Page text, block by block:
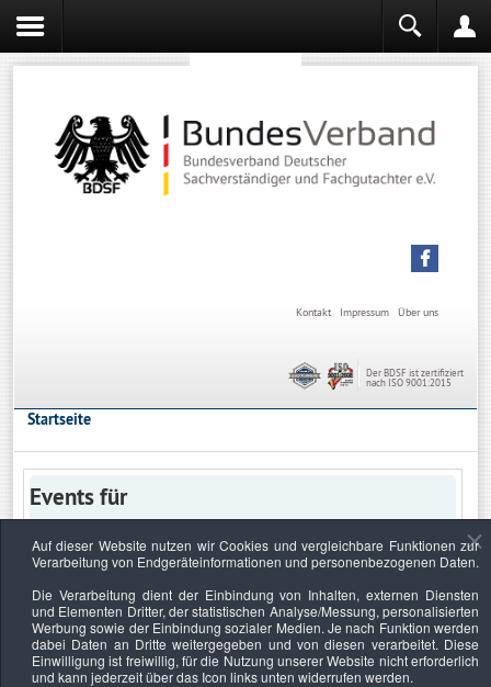
Über uns
Impressum
Kontakt
Der BDSF ist zertifiziert
nach ISO 9001:2015
Startseite
Events für
Keine Termine
Auf dieser Website nutzen wir Cookies und vergleichbare Funktionen zur
Verarbeitung von Endgeräteinformationen und personenbezogenen Daten.
Die Verarbeitung dient der Einbindung von Inhalten, externen Diensten
und Elementen Dritter, der statistischen Analyse/Messung, personalisierten
Werbung sowie der Einbindung sozialer Medien. Je nach Funktion werden
dabei Daten an Dritte weitergegeben und von diesen verarbeitet. Diese
Einwilligung ist freiwillig, für die Nutzung unserer Website nicht erforderlich
und kann jederzeit über das Icon links unten widerrufen werden.